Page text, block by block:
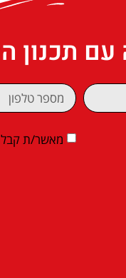
עם תכנון
מאשר/ת קבלת